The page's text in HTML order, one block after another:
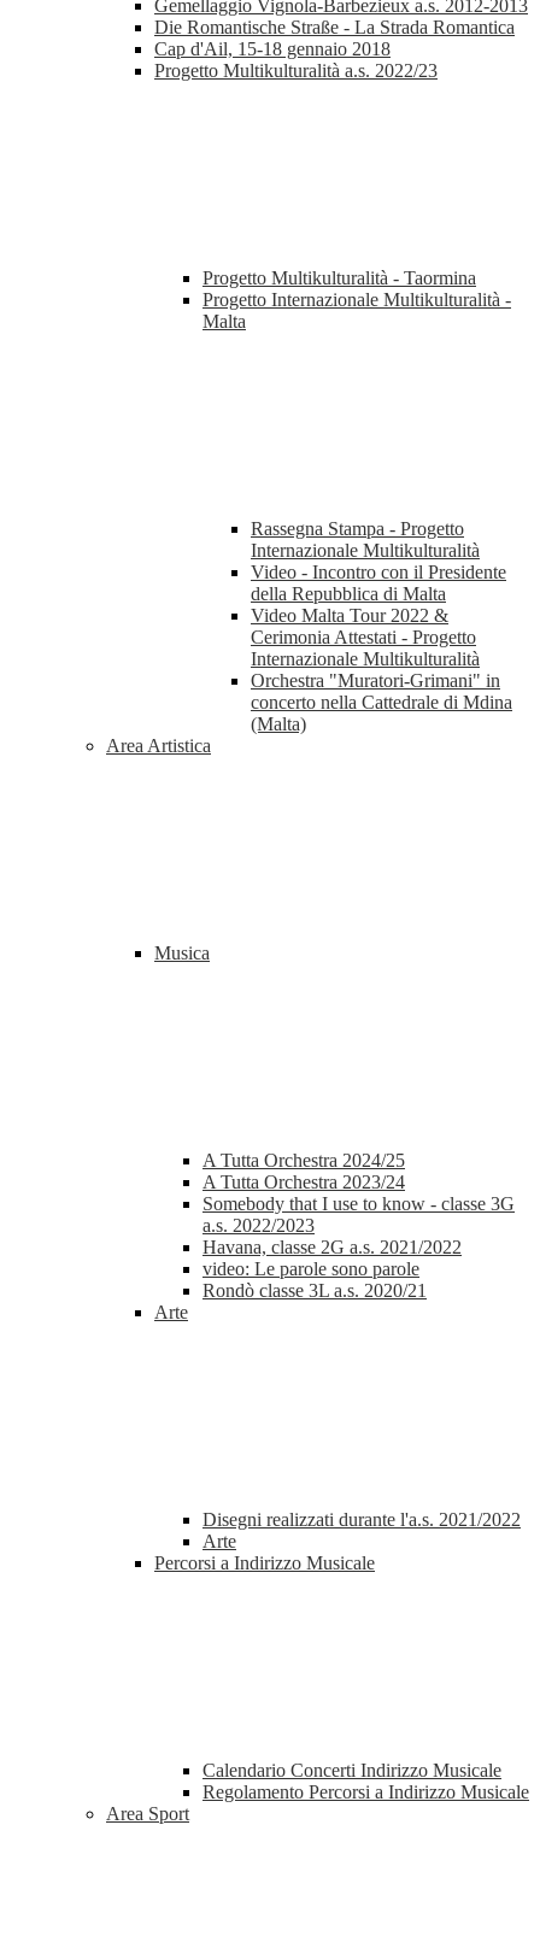
Gemellaggio Vignola-Barbezieux a.s. 2012-2013
Die Romantische Straße - La Strada Romantica
Cap d'Ail, 15-18 gennaio 2018
Progetto Multikulturalità a.s. 2022/23
Progetto Multikulturalità - Taormina
Progetto Internazionale Multikulturalità -
Malta
Rassegna Stampa - Progetto
Internazionale Multikulturalità
Video - Incontro con il Presidente
della Repubblica di Malta
Video Malta Tour 2022 &
Cerimonia Attestati - Progetto
Internazionale Multikulturalità
Orchestra "Muratori-Grimani" in
concerto nella Cattedrale di Mdina
(Malta)
Area Artistica
Musica
A Tutta Orchestra 2024/25
A Tutta Orchestra 2023/24
Somebody that I use to know - classe 3G
a.s. 2022/2023
Havana, classe 2G a.s. 2021/2022
video: Le parole sono parole
Rondò classe 3L a.s. 2020/21
Arte
Disegni realizzati durante l'a.s. 2021/2022
Arte
Percorsi a Indirizzo Musicale
Calendario Concerti Indirizzo Musicale
Regolamento Percorsi a Indirizzo Musicale
Area Sport